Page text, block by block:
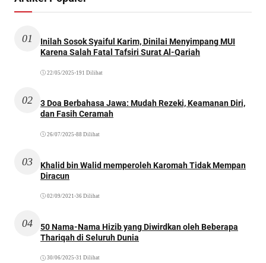
01
Inilah Sosok Syaiful Karim, Dinilai Menyimpang MUI
Karena Salah Fatal Tafsiri Surat Al-Qariah
22/05/2025 •191 Dilihat
02
3 Doa Berbahasa Jawa: Mudah Rezeki, Keamanan Diri,
dan Fasih Ceramah
26/07/2025 •88 Dilihat
03
Khalid bin Walid memperoleh Karomah Tidak Mempan
Diracun
02/09/2021 •36 Dilihat
04
50 Nama-Nama Hizib yang Diwirdkan oleh Beberapa
Thariqah di Seluruh Dunia
30/06/2025 •31 Dilihat